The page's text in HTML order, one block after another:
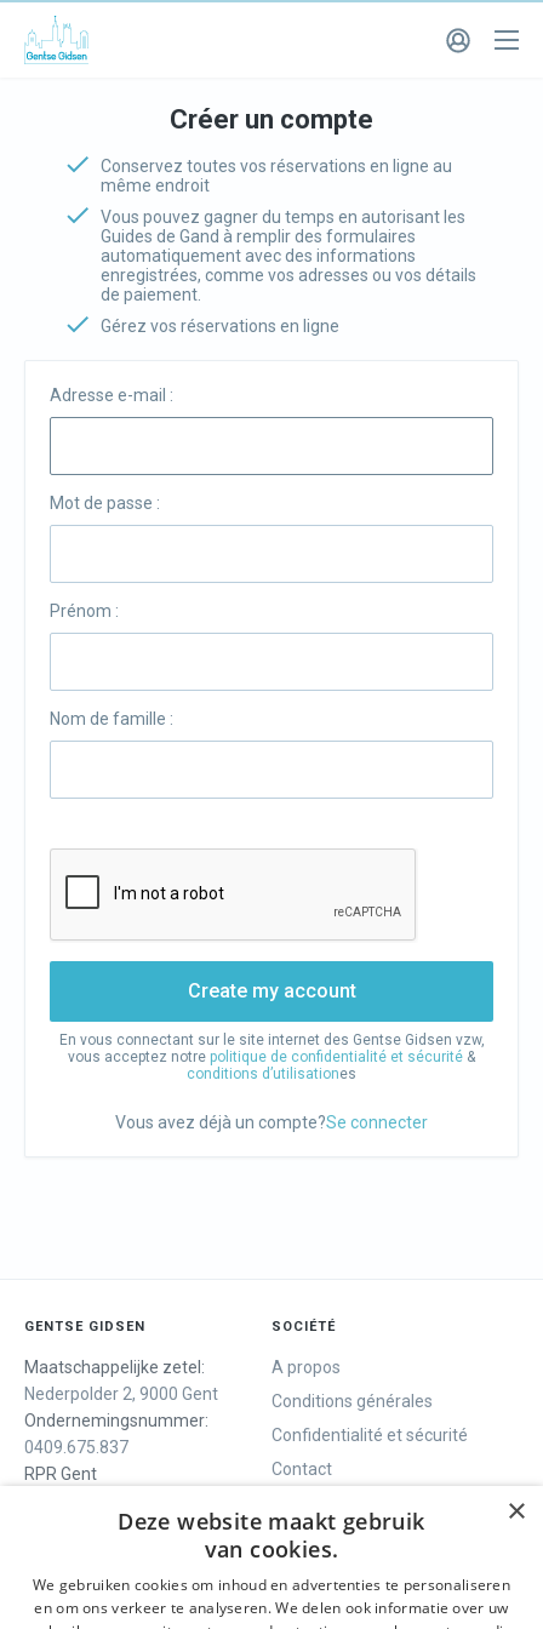
Créer un compte
Conservez toutes vos réservations en ligne au
même endroit
Vous pouvez gagner du temps en autorisant les
Guides de Gand à remplir des formulaires
automatiquement avec des informations
enregistrées, comme vos adresses ou vos détails
de paiement.
Gérez vos réservations en ligne
Adresse e-mail :
Mot de passe :
Prénom :
Nom de famille :
Create my account
En vous connectant sur le site internet des Gentse Gidsen vzw,
vous acceptez notre politique de confidentialité et sécurité &
conditions d’utilisationes
Vous avez déjà un compte?Se connecter
GENTSE GIDSEN
Maatschappelijke zetel:
Nederpolder 2, 9000 Gent
Ondernemingsnummer:
0409.675.837
RPR Gent
SOCIÉTÉ
A propos
Conditions générales
Confidentialité et sécurité
Contact
Visites guidées
SOCIALS
Facebook
×
Deze website maakt gebruik
van cookies.
We gebruiken cookies om inhoud en advertenties te personaliseren
en om ons verkeer te analyseren. We delen ook informatie over uw